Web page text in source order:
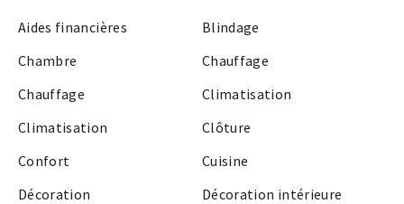
Aides financières
Blindage
Chambre
Chauffage
Chauffage
Climatisation
Climatisation
Clôture
Confort
Cuisine
Décoration
Décoration intérieure